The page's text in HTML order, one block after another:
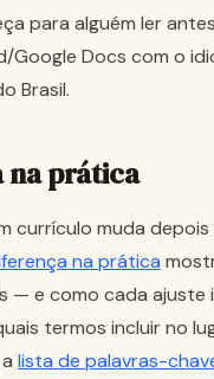
para alguém ler
Docs com o
Brasil.
prática
currículo muda
na prática
— e como cada ajuste
termos incluir no
lista de palavras-